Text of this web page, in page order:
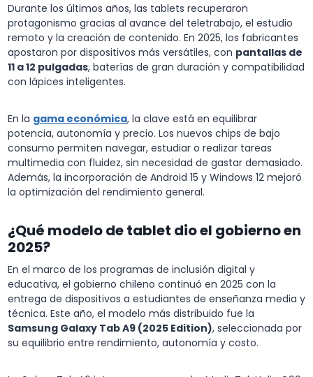
Durante los últimos años, las tablets recuperaron
protagonismo gracias al avance del teletrabajo, el estudio
remoto y la creación de contenido. En 2025, los fabricantes
apostaron por dispositivos más versátiles, con pantallas de
11 a 12 pulgadas, baterías de gran duración y compatibilidad
con lápices inteligentes.
En la gama económica, la clave está en equilibrar
potencia, autonomía y precio. Los nuevos chips de bajo
consumo permiten navegar, estudiar o realizar tareas
multimedia con fluidez, sin necesidad de gastar demasiado.
Además, la incorporación de Android 15 y Windows 12 mejoró
la optimización del rendimiento general.
¿Qué modelo de tablet dio el gobierno en
2025?
En el marco de los programas de inclusión digital y
educativa, el gobierno chileno continuó en 2025 con la
entrega de dispositivos a estudiantes de enseñanza media y
técnica. Este año, el modelo más distribuido fue la
Samsung Galaxy Tab A9 (2025 Edition), seleccionada por
su equilibrio entre rendimiento, autonomía y costo.